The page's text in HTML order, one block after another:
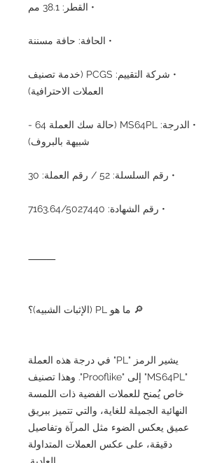
• القطر: 38.1 مم
• الحافة: حافة مسننة
• شركة التقييم: PCGS (خدمة تصنيف
العملات الاحترافية)
• الدرجة: MS64PL (حالة سك العملة 64 -
شبيهة بالبروف)
• رقم السلسلة: 52 / رقم العملة: 30
• رقم الشهادة: 7163.64/5027440
⸻
🔎 ما هو PL (الإثبات الشبيه)؟
يشير الرمز "PL" في درجة هذه العملة
"MS64PL" إلى "Prooflike". وهذا تصنيف
خاص يُمنح للعملات الفضية ذات اللمسة
النهائية الجميلة للغاية، والتي تتميز ببريق
عميق يعكس الضوء مثل المرآة وتفاصيل
دقيقة، على عكس العملات المتداولة
العادية.